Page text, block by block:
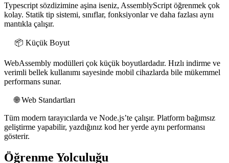
Typescript sözdizimine aşina iseniz, AssemblyScript öğrenmek çok
kolay. Statik tip sistemi, sınıflar, fonksiyonlar ve daha fazlası aynı
mantıkla çalışır.
📦 Küçük Boyut
WebAssembly modülleri çok küçük boyutlardadır. Hızlı indirme ve
verimli bellek kullanımı sayesinde mobil cihazlarda bile mükemmel
performans sunar.
🌐 Web Standartları
Tüm modern tarayıcılarda ve Node.js’te çalışır. Platform bağımsız
geliştirme yapabilir, yazdığınız kod her yerde aynı performansı
gösterir.
Öğrenme Yolculuğu